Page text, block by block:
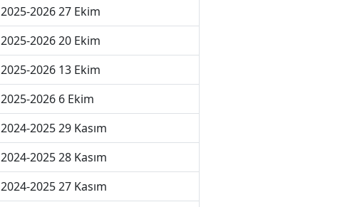
2025-2026 27 Ekim
2025-2026 20 Ekim
2025-2026 13 Ekim
2025-2026 6 Ekim
2024-2025 29 Kasım
2024-2025 28 Kasım
2024-2025 27 Kasım